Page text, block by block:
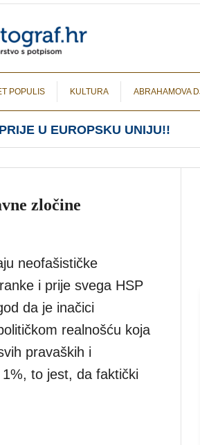
POPULIS KULTURA ABRAHAMOVA
U EUROPSKU UNIJU!!
zločine
neofašističke
i prije svega HSP
da je inačici
realnošću koja
pravaških i
to jest, da faktički